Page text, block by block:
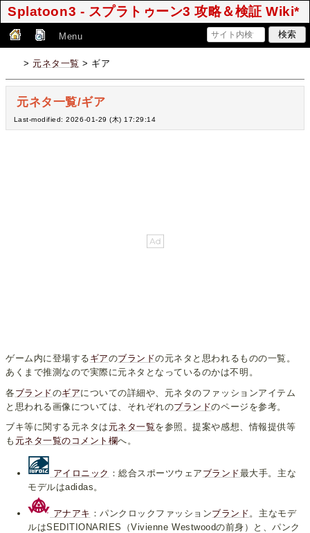
Splatoon3 - スプラトゥーン3 攻略＆検証 Wiki*
Menu
> 元ネタ一覧 > ギア
元ネタ一覧/ギア
Last-modified: 2026-01-29 (木) 17:29:14
ゲーム内に登場する ギアのブランドの元ネタと思われるものの一覧。
あくまで推測なので実際に元ネタとなっているのかは不明。
各 ブランドのギアについての詳細や、元ネタのファッションアイテム
と思われる画像については、それぞれのブランドのページを参考。
ブキ等に関する元ネタは 元ネタ一覧を参照。提案や感想、情報提供等
も 元ネタ一覧のコメント欄へ。
アイロニック ：総合スポーツウェア ブランド最大手。主な
モデルはadidas。
アナアキ ：パンクロックファッションブランド 。主なモデ
ルはSEDITIONARIES（Vivienne Westwoodの前身）と、パンク